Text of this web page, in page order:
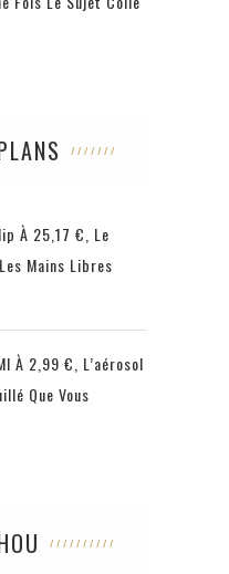
À 25,17 €, Le
Mains Libres
À 2,99 €, L’aérosol
Que Vous